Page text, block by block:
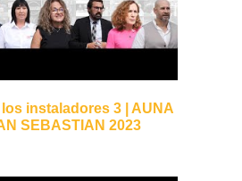
instaladores 3 | AUNA
SEBASTIAN 2023